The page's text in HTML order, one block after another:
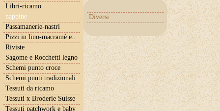
Libri-ricamo
nappine
Diversi
Passamanerie-nastri
Pizzi in lino-macramè e..
Riviste
Sagome e Rocchetti legno
Schemi punto croce
Schemi punti tradizionali
Tessuti da ricamo
Tessuti x Broderie Suisse
Tessuti patchwork e baby